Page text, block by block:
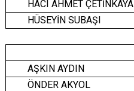
HACI AHMET ÇETİNKAYA
HÜSEYİN SUBAŞI
AŞKIN AYDIN
ÖNDER AKYOL